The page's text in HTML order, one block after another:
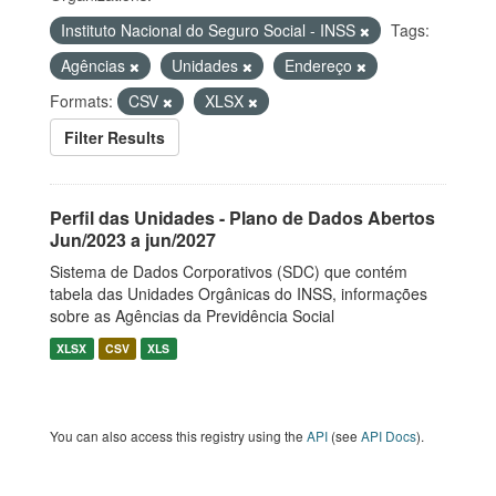
Instituto Nacional do Seguro Social - INSS
Tags:
Agências
Unidades
Endereço
Formats:
CSV
XLSX
Filter Results
Perfil das Unidades - Plano de Dados Abertos
Jun/2023 a jun/2027
Sistema de Dados Corporativos (SDC) que contém
tabela das Unidades Orgânicas do INSS, informações
sobre as Agências da Previdência Social
XLSX CSV XLS
You can also access this registry using the API (see API Docs).